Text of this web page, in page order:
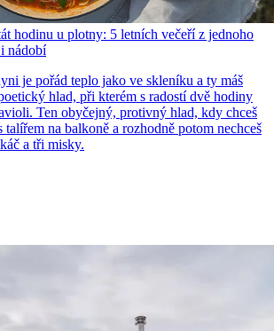
hodinu u plotny: 5 letních večeří z jednoho
nádobí
je pořád teplo jako ve skleníku a ty máš
hlad, při kterém s radostí dvě hodiny
Ten obyčejný, protivný hlad, kdy chceš
talířem na balkoně a rozhodně potom nechceš
a tři misky.